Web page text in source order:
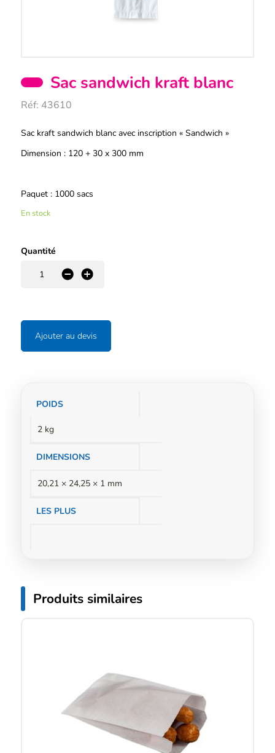
Sac sandwich kraft blanc
Réf: 43610
Description
Sac kraft sandwich blanc avec inscription « Sandwich »
Dimension : 120 + 30 x 300 mm
Paquet : 1000 sacs
En stock
Quantité
+
-
Ajouter au devis
Informations
POIDS
2 kg
DIMENSIONS
20,21 × 24,25 × 1 mm
LES PLUS
Produits similaires